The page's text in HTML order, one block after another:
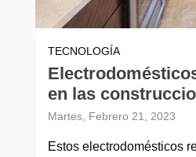
TECNOLOGÍA
en las
Martes, Febrero 21, 2023
Estos electrodomésticos